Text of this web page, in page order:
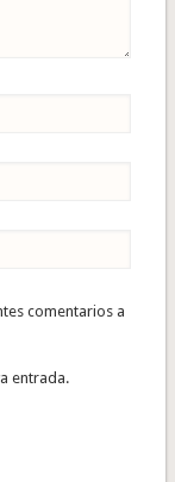
comentarios a
entrada.